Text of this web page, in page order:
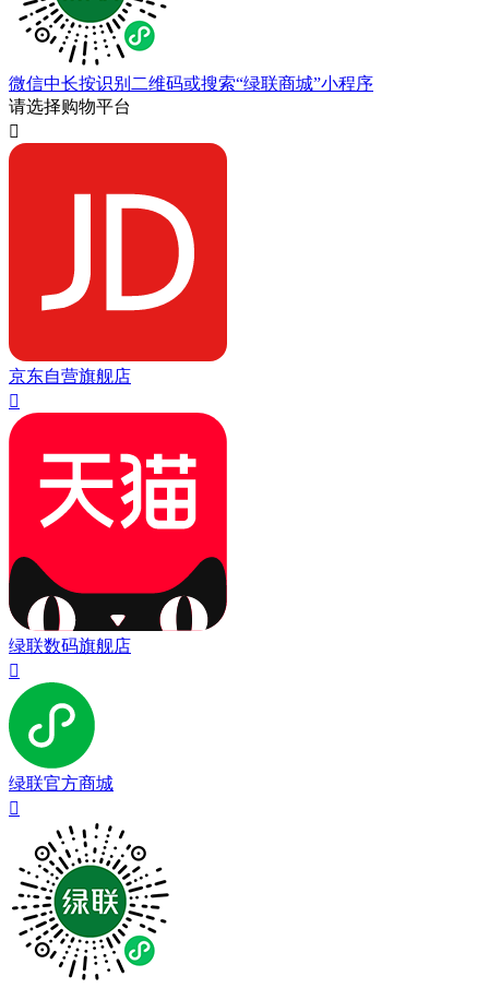
微信中长按识别二维码或搜索“绿联商城”小程序
请选择购物平台

京东自营旗舰店

绿联数码旗舰店

绿联官方商城
